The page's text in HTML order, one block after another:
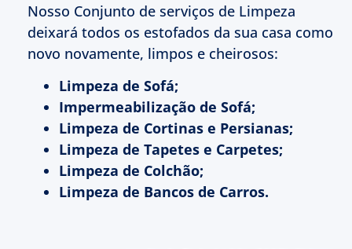
Nosso Conjunto de serviços de Limpeza
deixará todos os estofados da sua casa como
novo novamente, limpos e cheirosos:
Limpeza de Sofá;
Impermeabilização de Sofá;
Limpeza de Cortinas e Persianas;
Limpeza de Tapetes e Carpetes;
Limpeza de Colchão;
Limpeza de Bancos de Carros.